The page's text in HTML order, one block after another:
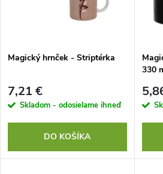
e
p
r
o
s
p
r
Magický hrnček - Striptérka
7,21 €
Skladom - odosielame ihneď
DO KOŠÍKA
330